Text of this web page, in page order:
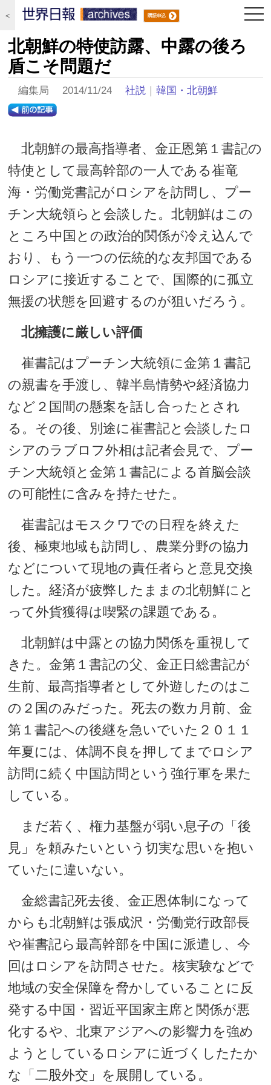
＜
北朝鮮の特使訪露、中露の後ろ
盾こそ問題だ
編集局 2014/11/24社説 ｜韓国・北朝鮮
北朝鮮の最高指導者、金正恩第１書記の
特使として最高幹部の一人である崔竜
海・労働党書記がロシアを訪問し、プー
チン大統領らと会談した。北朝鮮はこの
ところ中国との政治的関係が冷え込んで
おり、もう一つの伝統的な友邦国である
ロシアに接近することで、国際的に孤立
無援の状態を回避するのが狙いだろう。
北擁護に厳しい評価
崔書記はプーチン大統領に金第１書記
の親書を手渡し、韓半島情勢や経済協力
など２国間の懸案を話し合ったとされ
る。その後、別途に崔書記と会談したロ
シアのラブロフ外相は記者会見で、プー
チン大統領と金第１書記による首脳会談
の可能性に含みを持たせた。
崔書記はモスクワでの日程を終えた
後、極東地域も訪問し、農業分野の協力
などについて現地の責任者らと意見交換
した。経済が疲弊したままの北朝鮮にと
って外貨獲得は喫緊の課題である。
北朝鮮は中露との協力関係を重視して
きた。金第１書記の父、金正日総書記が
生前、最高指導者として外遊したのはこ
の２国のみだった。死去の数カ月前、金
第１書記への後継を急いでいた２０１１
年夏には、体調不良を押してまでロシア
訪問に続く中国訪問という強行軍を果た
している。
まだ若く、権力基盤が弱い息子の「後
見」を頼みたいという切実な思いを抱い
ていたに違いない。
金総書記死去後、金正恩体制になって
からも北朝鮮は張成沢・労働党行政部長
や崔書記ら最高幹部を中国に派遣し、今
回はロシアを訪問させた。核実験などで
地域の安全保障を脅かしていることに反
発する中国・習近平国家主席と関係が悪
化するや、北東アジアへの影響力を強め
ようとしているロシアに近づくしたたか
な「二股外交」を展開している。